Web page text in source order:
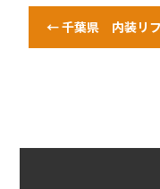
c
e
o
itt
er
e
←千葉県 内装リ